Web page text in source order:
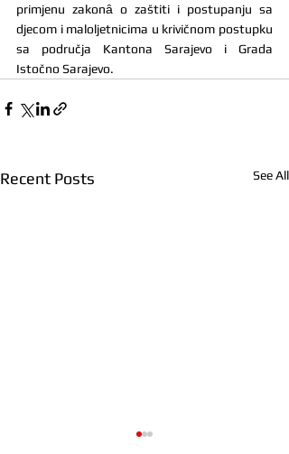
primjenu zakonȃ o zaštiti i postupanju sa
djecom i maloljetnicima u krivičnom postupku
sa područja Kantona Sarajevo i Grada
Istočno Sarajevo.
Recent Posts See All